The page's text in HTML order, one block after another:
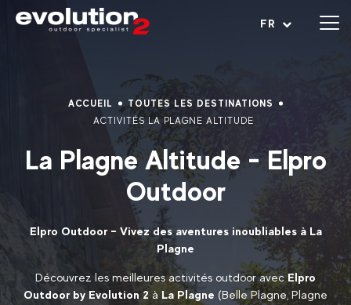
FR
Ouvrir le menu
ACCUEIL
TOUTES LES DESTINATIONS
ACTIVITÉS LA PLAGNE ALTITUDE
La Plagne Altitude - Elpro
Outdoor
Elpro Outdoor – Vivez des aventures inoubliables à La
Plagne
Découvrez les meilleures activités outdoor avecElpro
Outdoor by Evolution 2à La Plagne (Belle Plagne, Plagne